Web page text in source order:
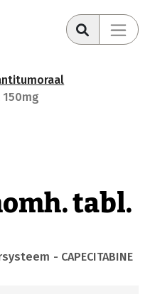
tabl.
- CAPECITABINE